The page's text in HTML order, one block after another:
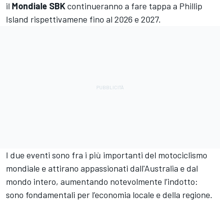
il Mondiale SBKcontinueranno a fare tappa a Phillip
Island rispettivamene fino al 2026 e 2027.
I due eventi sono fra i più importanti del motociclismo
mondiale e attirano appassionati dall'Australia e dal
mondo intero, aumentando notevolmente l’indotto:
sono fondamentali per l’economia locale e della regione.